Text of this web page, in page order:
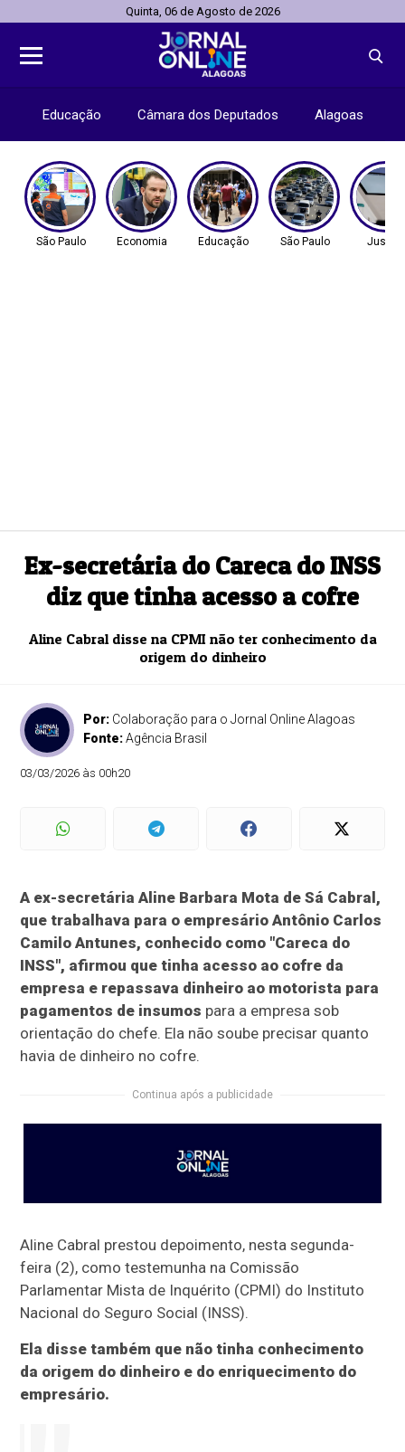
Quinta, 06 de Agosto de 2026
Educação Câmara dos Deputados Alagoas
São Paulo Economia Educação São Paulo Justiça
Ex-secretária do Careca do INSS
diz que tinha acesso a cofre
Aline Cabral disse na CPMI não ter conhecimento da
origem do dinheiro
Por: Colaboração para o Jornal Online Alagoas
Fonte:Agência Brasil
03/03/2026 às 00h20
A ex-secretária Aline Barbara Mota de Sá Cabral,
que trabalhava para o empresário Antônio Carlos
Camilo Antunes, conhecido como "Careca do
INSS", afirmou que tinha acesso ao cofre da
empresa e repassava dinheiro ao motorista para
pagamentos de insumos para a empresa sob
orientação do chefe. Ela não soube precisar quanto
havia de dinheiro no cofre.
Continua após a publicidade
Aline Cabral prestou depoimento, nesta segunda-
feira (2), como testemunha na Comissão
Parlamentar Mista de Inquérito (CPMI) do Instituto
Nacional do Seguro Social (INSS).
Ela disse também que não tinha conhecimento
da origem do dinheiro e do enriquecimento do
empresário.